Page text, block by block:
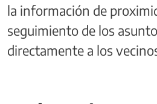
la información de
seguimiento de los
directamente a los